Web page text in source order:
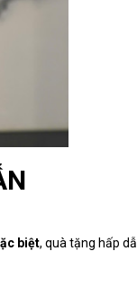
biệt, quà tặng hấp